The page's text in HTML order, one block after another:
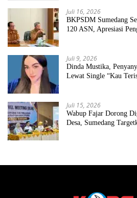
Juli 16, 2026
BKPSDM Sumedang
120 ASN, Apresiasi
Juli 9, 2026
Dinda Mustika,
Lewat Single “Kau
Juli 15, 2026
Wabup Fajar Dorong
Desa, Sumedang